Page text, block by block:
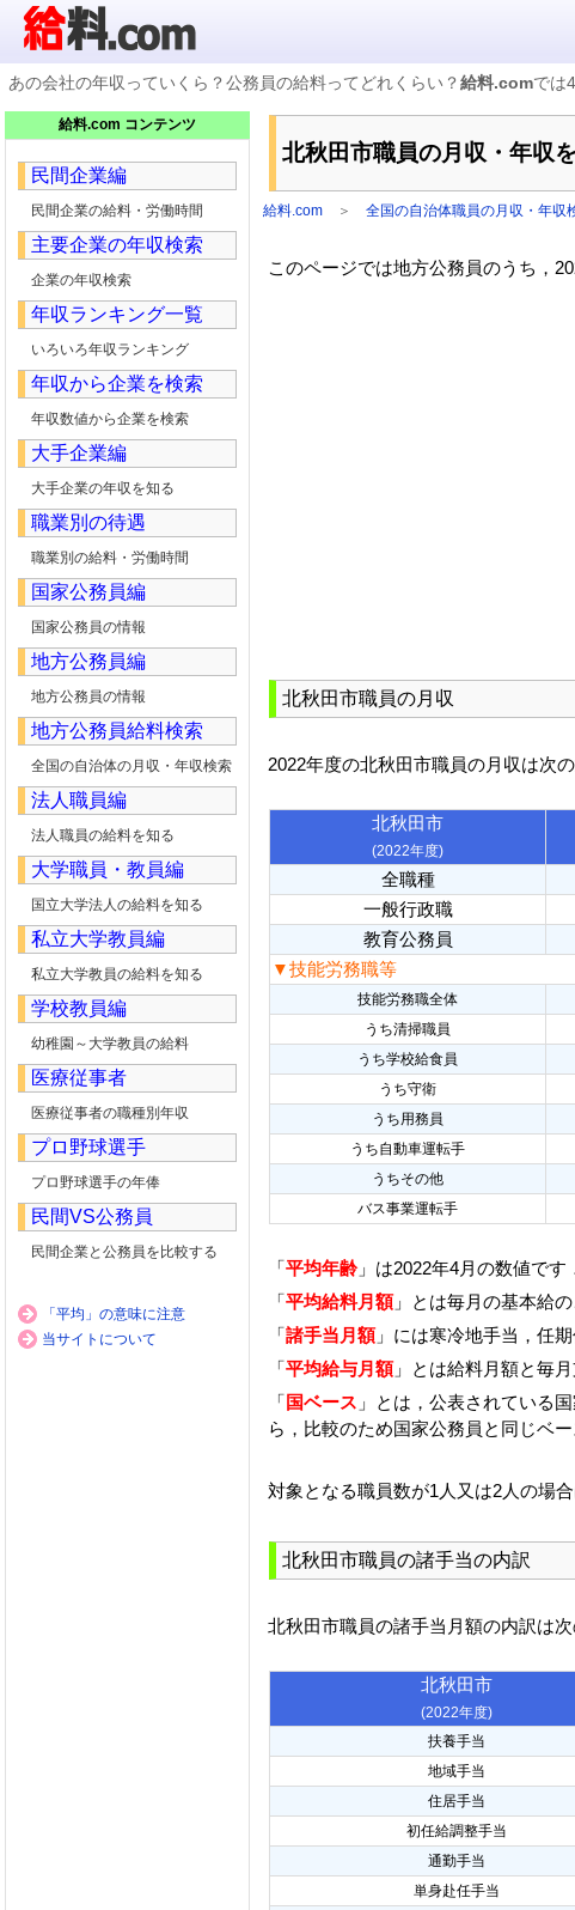
企業検索
年収ランキング
業種別企業一覧
国家公務員編
地方公務員給料検索
私立大学教員編
収録企業データの状況
あの会社の年収っていくら？公務員の給料ってどれくらい？給料.comでは
北秋田市職員の月収・年収
給料.com ＞ 全国の自治体職員の月収・年収
このページでは地方公務員のうち，
北秋田市職員の月収
2022年度の北秋田市職員の月収は次
北秋田市
(2022年度)
全職種
一般行政職
教育公務員
▼技能労務職等
技能労務職全体
うち清掃職員
うち学校給食員
うち守衛
うち用務員
うち自動車運転手
うちその他
バス事業運転手
「平均年齢」は2022年4月の数値です
「平均給料月額」とは毎月の基本給
「諸手当月額」には寒冷地手当，任
「平均給与月額」とは給料月額と毎
「国ベース 」とは，公表されている
ら，比較のため国家公務員と同じベ
対象となる職員数が1人又は2人の場
北秋田市職員の諸手当の内訳
北秋田市職員の諸手当月額の内訳は次
北秋田市
(2022年度)
扶養手当
地域手当
住居手当
初任給調整手当
通勤手当
単身赴任手当
給料.com コンテンツ
民間企業編
民間企業の給料・労働時間
主要企業の年収検索
企業の年収検索
年収ランキング一覧
いろいろ年収ランキング
年収から企業を検索
年収数値から企業を検索
大手企業編
大手企業の年収を知る
職業別の待遇
職業別の給料・労働時間
国家公務員編
国家公務員の情報
地方公務員編
地方公務員の情報
地方公務員給料検索
全国の自治体の月収・年収検索
法人職員編
法人職員の給料を知る
大学職員・教員編
国立大学法人の給料を知る
私立大学教員編
私立大学教員の給料を知る
学校教員編
幼稚園～大学教員の給料
医療従事者
医療従事者の職種別年収
プロ野球選手
プロ野球選手の年俸
民間VS公務員
民間企業と公務員を比較する
「平均」の意味に注意
当サイトについて